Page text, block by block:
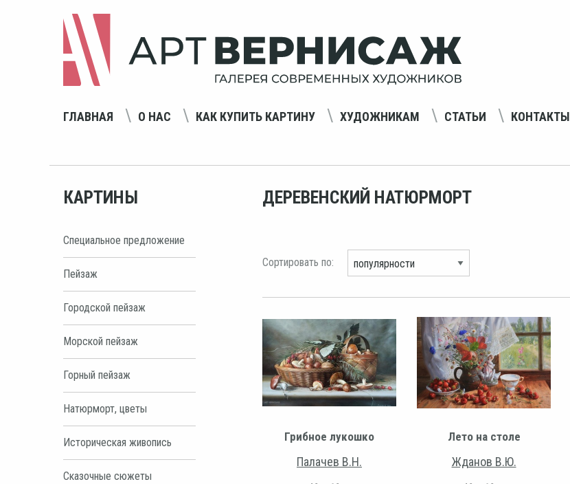
ГЛАВНАЯ О НАС КАК КУПИТЬ КАРТИНУ ХУДОЖНИКАМ СТАТЬИ КОНТАКТЫ
КАРТИНЫ
Специальное предложение
Пейзаж
Городской пейзаж
Морской пейзаж
Горный пейзаж
Натюрморт, цветы
Историческая живопись
Сказочные сюжеты
ДЕРЕВЕНСКИЙ НАТЮРМОРТ
Сортировать по:
Грибное лукошко
Палачев В.Н.
Лето на столе
Жданов В.Ю.